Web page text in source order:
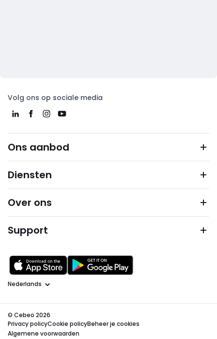
Volg ons op sociale media
Ons aanbod
Diensten
Over ons
Support
Taal
© Cebeo 2026
Privacy policyCookie policyBeheer je cookies
Algemene voorwaarden